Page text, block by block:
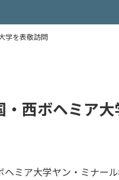
学を表敬訪問
西ボヘミア大
ミア大学ヤン・ミナー